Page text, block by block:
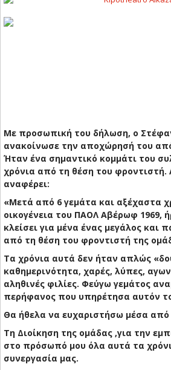
Με προσωπική του δήλωση, ο
ανακοίνωσε την αποχώρησή του
Ήταν ένα σημαντικό κομμάτι του
χρόνια από τη θέση του φροντιστή.
αναφέρει:
«Μετά από 6 γεμάτα και αξέχαστα
οικογένεια του ΠΑΟΛ Αβέρωφ 1969,
κλείσει για μένα ένας μεγάλος και
από τη θέση του φροντιστή της
​Τα χρόνια αυτά δεν ήταν απλώς
καθημερινότητα, χαρές, λύπες,
αληθινές φιλίες. Φεύγω γεμάτος
περήφανος που υπηρέτησα αυτόν
​Θα ήθελα να ευχαριστήσω μέσα από
​Τη Διοίκηση της ομάδας ,για την
στο πρόσωπό μου όλα αυτά τα
συνεργασία μας.